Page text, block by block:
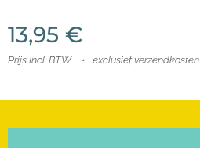
13,95 €
Prijs Incl. BTW exclusief verzendkosten